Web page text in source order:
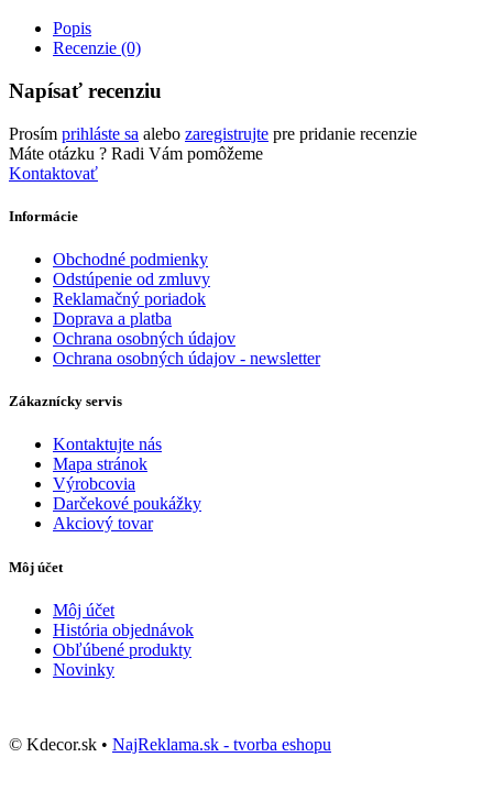
Popis
Recenzie (0)
Napísať recenziu
Prosím prihláste sa alebo zaregistrujte pre pridanie recenzie
Máte otázku ? Radi Vám pomôžeme
Kontaktovať
Informácie
Obchodné podmienky
Odstúpenie od zmluvy
Reklamačný poriadok
Doprava a platba
Ochrana osobných údajov
Ochrana osobných údajov - newsletter
Zákaznícky servis
Kontaktujte nás
Mapa stránok
Výrobcovia
Darčekové poukážky
Akciový tovar
Môj účet
Môj účet
História objednávok
Obľúbené produkty
Novinky
© Kdecor.sk • NajReklama.sk - tvorba eshopu